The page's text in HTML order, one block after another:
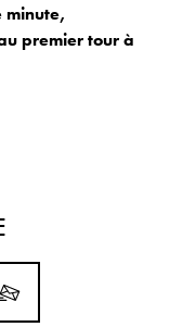
minute,
premier tour à